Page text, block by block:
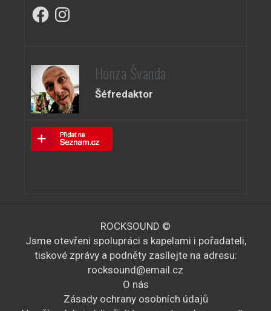
FacebookInstagram
Honza Švanda
Šéfredaktor
ROCKSOUND ©
Jsme otevřeni spolupráci s kapelami i pořadateli,
tiskové zprávy a podněty zasílejte na adresu:
rocksound@email.cz
O nás
Zásady ochrany osobních údajů